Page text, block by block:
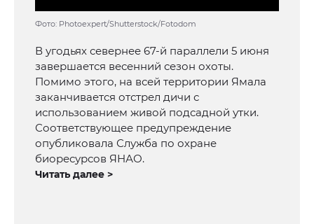
Фото: Photoexpert/Shutterstock/Fotodom
В угодьях севернее 67‑й параллели 5 июня
завершается весенний сезон охоты.
Помимо этого, на всей территории Ямала
заканчивается отстрел дичи с
использованием живой подсадной утки.
Соответствующее предупреждение
опубликовала Служба по охране
биоресурсов ЯНАО.
Читать далее >